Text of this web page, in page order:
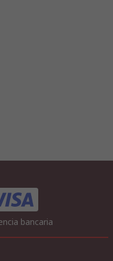
bancaria